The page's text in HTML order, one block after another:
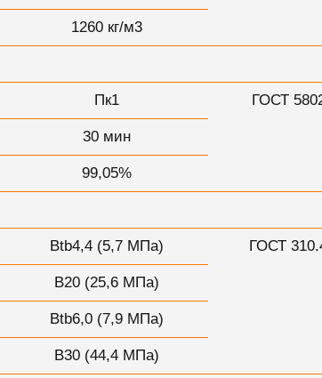
1260 кг/м3
Пк1 ГОСТ
30 мин
99,05%
Btb4,4 (5,7 МПа) ГОСТ
В20 (25,6 МПа)
Btb6,0 (7,9 МПа)
В30 (44,4 МПа)